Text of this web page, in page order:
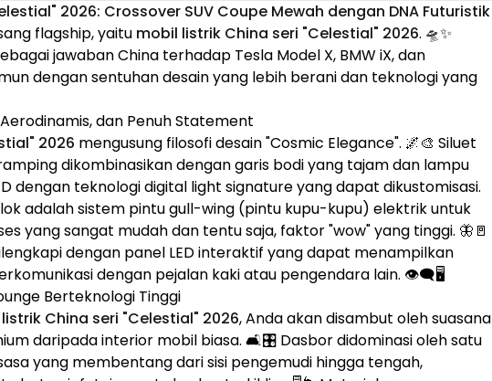
2026: Crossover SUV Coupe Mewah dengan DNA Futuristik
flagship, yaitu mobil listrik China seri "Celestial" 2026. 🛸✨
jawaban China terhadap Tesla Model X, BMW iX, dan
dengan sentuhan desain yang lebih berani dan teknologi yang
dan Penuh Statement
2026 mengusung filosofi desain "Cosmic Elegance". 🌌🎨 Siluet
dikombinasikan dengan garis bodi yang tajam dan lampu
dengan teknologi digital light signature yang dapat dikustomisasi.
adalah sistem pintu gull-wing (pintu kupu-kupu) elektrik untuk
yang sangat mudah dan tentu saja, faktor "wow" yang tinggi. 🦋🚪
dengan panel LED interaktif yang dapat menampilkan
dengan pejalan kaki atau pengendara lain. 👁️🗨️🖥️
Berteknologi Tinggi
China seri "Celestial" 2026, Anda akan disambut oleh suasana
daripada interior mobil biasa. 🛋️🎛️ Dasbor didominasi oleh satu
yang membentang dari sisi pengemudi hingga tengah,